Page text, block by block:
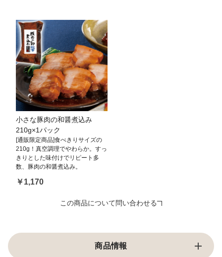
小さな豚肉の和醤煮込み
210g×1パック
[通販限定商品]食べきりサイズの
210g！真空調理でやわらか。すっ
きりとした味付けでリピート多
数、豚肉の和醤煮込み。
￥1,170
この商品について問い合わせる
商品情報